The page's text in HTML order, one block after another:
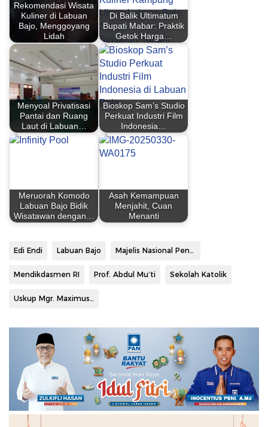
Rekomendasi Wisata
Kuliner di Labuan
Bajo, Menggoyang
Lidah
Di Balik Ultimatum
Bupati Mabar: Praktik
Getok Harga…
Menyoal Privatisasi
Pantai dan Ruang
Laut di Labuan…
Bioskop Sam’s Studio
Perkuat Industri Film
Indonesia…
Meruorah Komodo
Labuan Bajo Bidik
Wisatawan dengan…
Asah Kemampuan
Menjahit, Cuan
Menanti
Edi Endi Labuan Bajo Majelis Nasional Pendidikan Katolik
Mendikdasmen RI Prof. Abdul Mu’ti Sekolah Katolik
Uskup Mgr. Maximus Regus